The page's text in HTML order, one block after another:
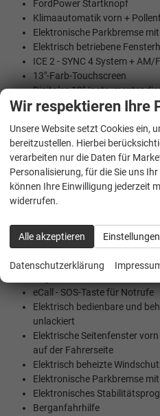
FordPower Startknopf
Klimaautomatik vorn +
Elektronische Parkbremse
Elektrisch betriebene
ICE 2 - SYNC 4 System +
13"-Farb-Touchscreen
Digitales 12"-
Kabellose Verbindung für
4-fach verstellbarer Fahrersitz
Integrierte Radkappen
TPMS – Aktives
Akkumulator AGM H7, 75Ah,
Auto-On-
Drahtlose Verbindung für
Bluetooth, USB A + USB C,
Zentralverriegelung mit
eCall - SOS-Taste für Notrufe
Elektrisch bedienbare und
unlackiert
Elektrische Seitenfenster
auf der Fahrerseite
Elektrisch beheizte
Elektronische Parkbremse
Elektronisches
Berganfahrhilfe
Wir respektieren Ihre
Unsere Website setzt Cookies ein,
bereitzustellen. Hierbei
verarbeiten nur die Daten für
Personalisierung, für die Sie uns
können Ihre Einwilligung jederzeit
widerrufen.
Alle akzeptieren Einstellungen
Datenschutzerklärung